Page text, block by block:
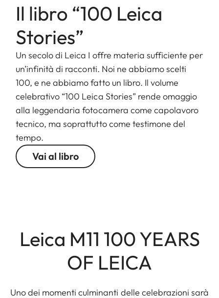
Il libro “100 Leica
Stories”
Un secolo di Leica I offre materia sufficiente per
un’infinità di racconti. Noi ne abbiamo scelti
100, e ne abbiamo fatto un libro. Il volume
celebrativo “100 Leica Stories” rende omaggio
alla leggendaria fotocamera come capolavoro
tecnico, ma soprattutto come testimone del
tempo.
Vai al libro
Leica M11 100 YEARS
OF LEICA
Uno dei momenti culminanti delle celebrazioni sarà